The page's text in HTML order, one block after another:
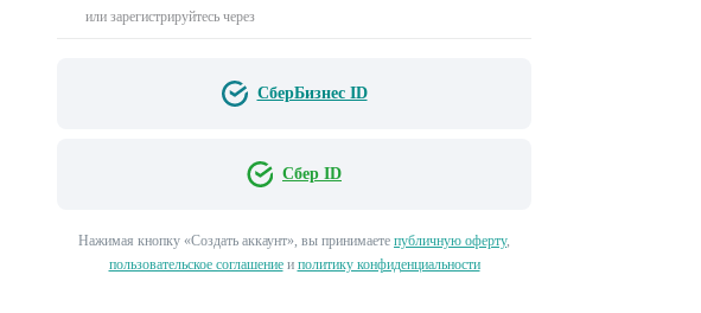
или зарегистрируйтесь через
СберБизнес ID
Сбер ID
Нажимая кнопку «Создать аккаунт», вы принимаете публичную оферту,
пользовательское соглашениеи политику конфиденциальности